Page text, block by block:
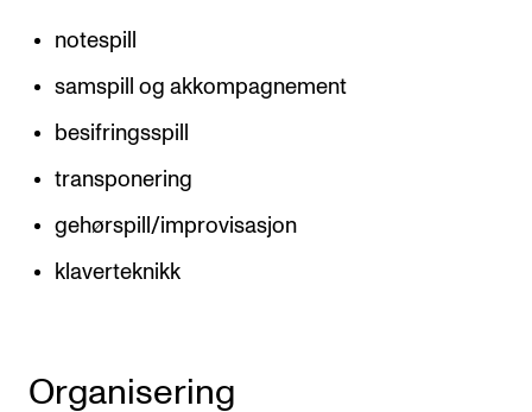
notespill
samspill og akkompagnement
besifringsspill
transponering
gehørspill/improvisasjon
klaverteknikk
Organisering